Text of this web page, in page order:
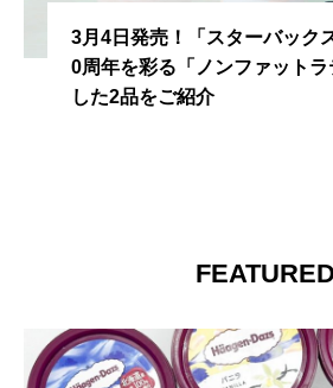
3月4日発売！「スターバック
0周年を彩る「ノンファット
した2品をご紹介
FEATURED